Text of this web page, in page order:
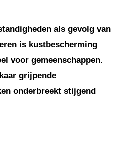
als gevolg van
is kustbescherming
voor gemeenschappen.
grijpende
onderbreekt stijgend